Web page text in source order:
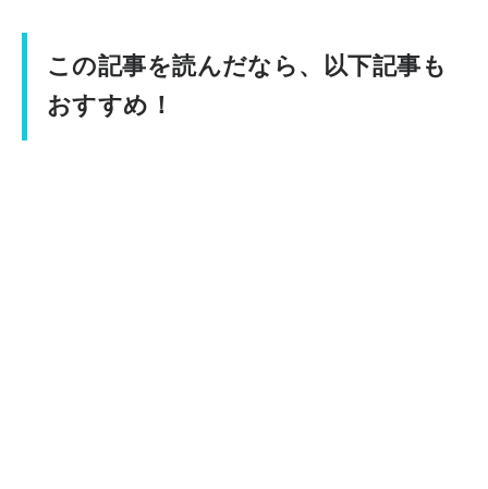
この記事を読んだなら、以下記事も
おすすめ！